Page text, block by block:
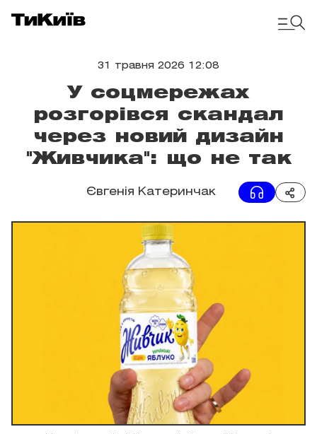
31 травня 2026 12:08
У соцмережах
розгорівся скандал
через новий дизайн
"Живчика": що не так
Євгенія Катеринчак